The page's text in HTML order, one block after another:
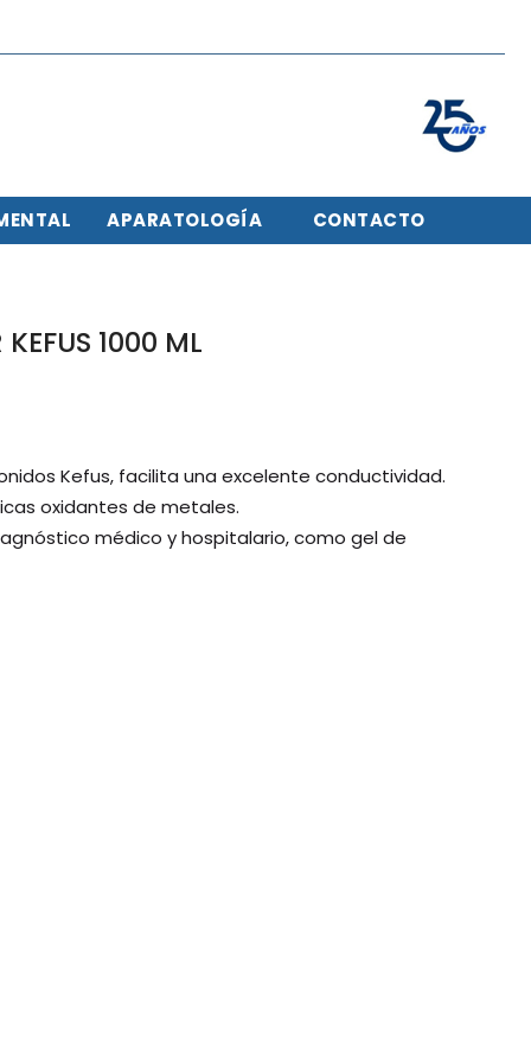
APARATOLOGÍA CONTACTO
1000 ML
Kefus, facilita una excelente conductividad.
oxidantes de metales.
médico y hospitalario, como gel de